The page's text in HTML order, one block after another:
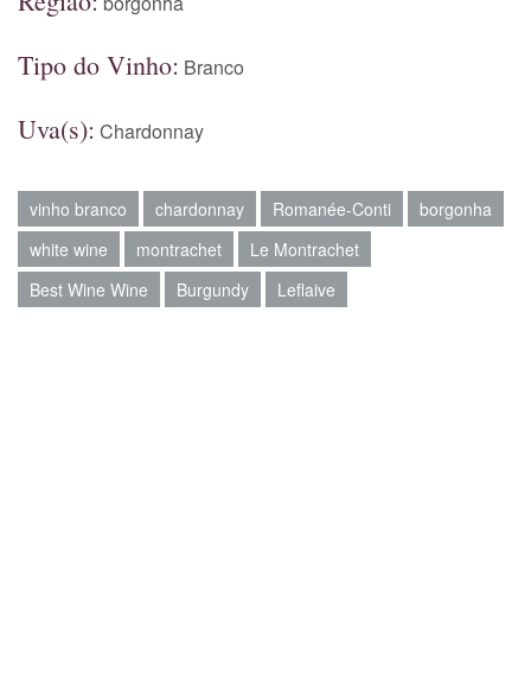
Tipo do Vinho: Branco
Uva(s): Chardonnay
vinho branco chardonnay Romanée-Conti
borgonha
white wine
montrachet
Le Montrachet
Best Wine Wine
Burgundy Leflaive